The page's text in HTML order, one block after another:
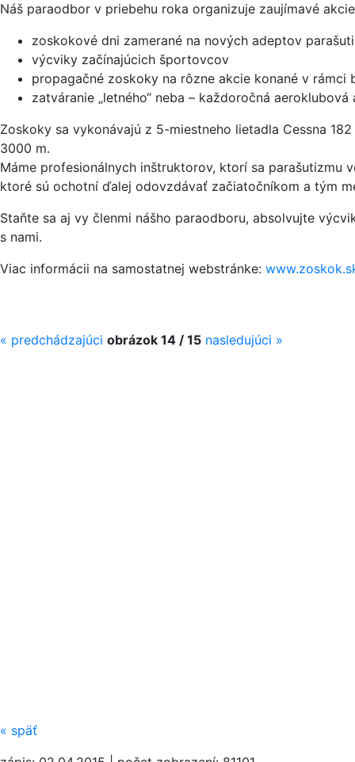
Náš paraodbor v priebehu roka organizuje zaujímavé
zoskokové dni zamerané na nových adeptov
výcviky začínajúcich športovcov
propagačné zoskoky na rôzne akcie konané v rámci
zatváranie „letného“ neba – každoročná
Zoskoky sa vykonávajú z 5-miestneho lietadla Cessna
3000 m.
Máme profesionálnych inštruktorov, ktorí sa parašutizmu
ktoré sú ochotní ďalej odovzdávať začiatočníkom a tým
Staňte sa aj vy členmi nášho paraodboru, absolvujte
s nami.
Viac informácii na samostatnej webstránke:
« predchádzajúci obrázok 14 / 15 nasledujúci »
« späť